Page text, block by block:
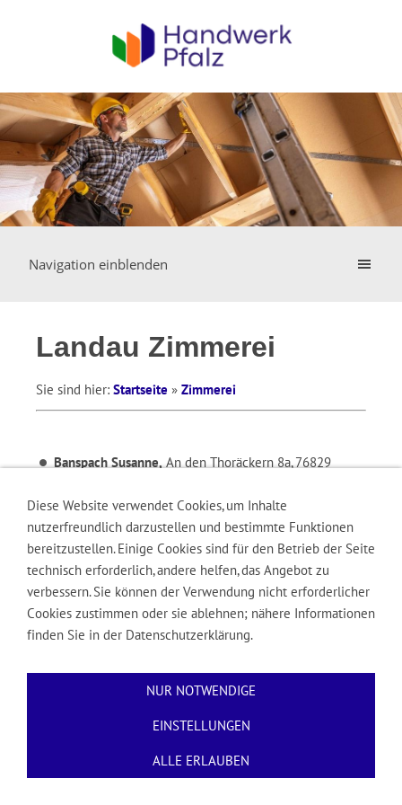
Navigation einblenden
Landau Zimmerei
Sie sind hier: Startseite » Zimmerei
Banspach Susanne,An den Thoräckern 8a, 76829
Diese Website verwendet Cookies, um Inhalte
nutzerfreundlich darzustellen und bestimmte Funktionen
bereitzustellen. Einige Cookies sind für den Betrieb der Seite
technisch erforderlich, andere helfen, das Angebot zu
verbessern. Sie können der Verwendung nicht erforderlicher
Cookies zustimmen oder sie ablehnen; nähere Informationen
finden Sie in der Datenschutzerklärung.
NUR NOTWENDIGE
EINSTELLUNGEN
ALLE ERLAUBEN